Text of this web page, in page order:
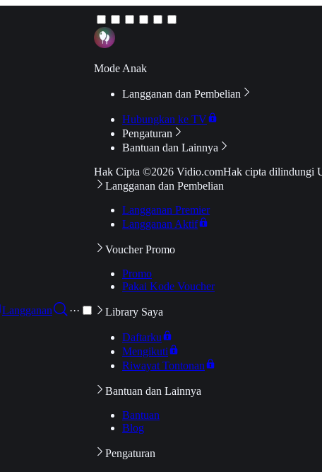
Langganan
···
Mode Anak
Langganan dan Pembelian
Hubungkan ke TV
Pengaturan
Bantuan dan Lainnya
Hak Cipta ©2026 Vidio.comHak cipta dilindungi
Langganan dan Pembelian
Langganan Premier
Langganan Aktif
Voucher Promo
Promo
Pakai Kode Voucher
Library Saya
Daftarku
Mengikuti
Riwayat Tontonan
Bantuan dan Lainnya
Bantuan
Blog
Pengaturan